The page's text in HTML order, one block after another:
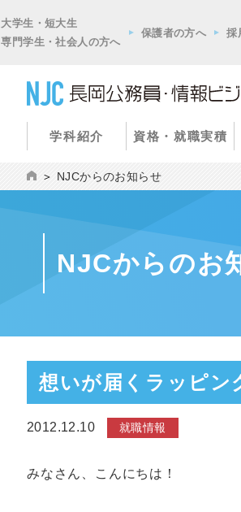
大学生・短大生
専門学生・社会人の方へ
保護者の方へ 採
学科紹介 資格・就職実積
NJCからのお知らせ
NJCからのお
想いが届くラッピ
2012.12.10 就職情報
みなさん、こんにちは！